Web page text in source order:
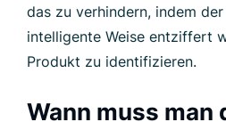
das zu verhindern, indem
intelligente Weise entziffert
Produkt zu identifizieren.
Wann muss man